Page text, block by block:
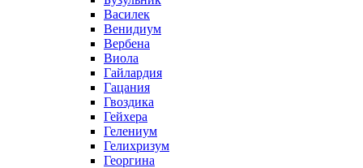
Василек
Венидиум
Вербена
Виола
Гайлардия
Гацания
Гвоздика
Гейхера
Гелениум
Гелихризум
Георгина